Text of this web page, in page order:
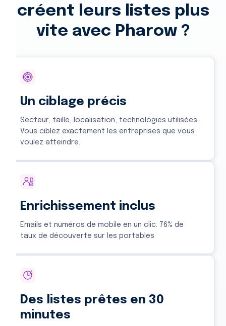
créent leurs listes plus
vite avec Pharow ?
Un ciblage précis
Secteur, taille, localisation, technologies utilisées.
Vous ciblez exactement les entreprises que vous
voulez atteindre.
Enrichissement inclus
Emails et numéros de mobile en un clic. 76% de
taux de découverte sur les portables
Des listes prêtes en 30
minutes